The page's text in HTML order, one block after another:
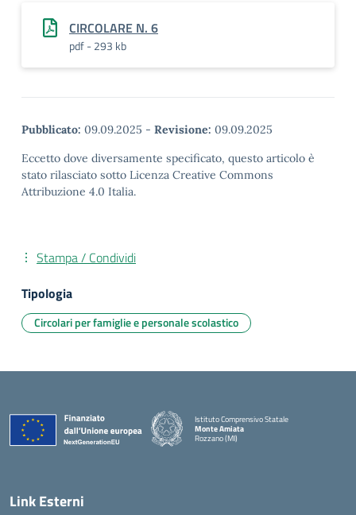
CIRCOLARE N. 6
pdf - 293 kb
Pubblicato: 09.09.2025 - Revisione: 09.09.2025
Eccetto dove diversamente specificato, questo articolo è
stato rilasciato sotto Licenza Creative Commons
Attribuzione 4.0 Italia.
Stampa / Condividi
Tipologia
Circolari per famiglie e personale scolastico
Istituto Comprensivo Statale
Monte Amiata
Rozzano (MI)
Link Esterni